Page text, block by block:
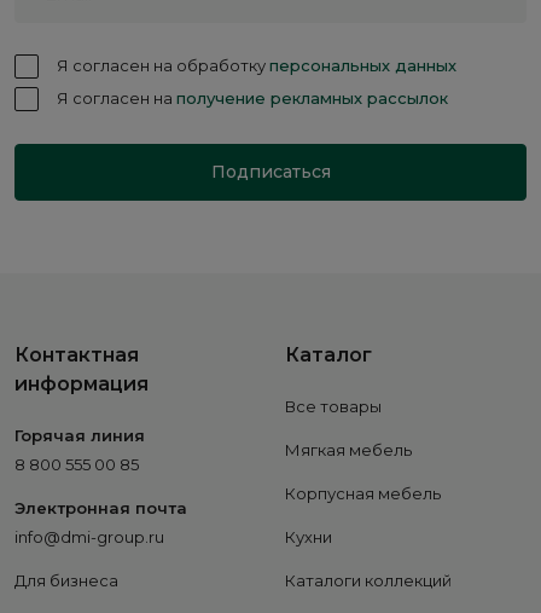
Я согласен на обработкуперсональных данных
Я согласен на получение рекламных рассылок
Подписаться
Контактная
информация
Горячая линия
8 800 555 00 85
Электронная почта
info@dmi-group.ru
Для бизнеса
Каталог
Все товары
Мягкая мебель
Корпусная мебель
Кухни
Каталоги коллекций